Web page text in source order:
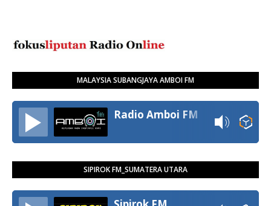
MALAYSIA SUBANGJAYA AMBOI FM
Radio Amboi FM
SIPIROK FM_SUMATERA UTARA